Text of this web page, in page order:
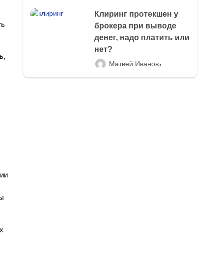
Клиринг протекшен у
брокера при выводе
денег, надо платить или
нет?
Матвей Иванов